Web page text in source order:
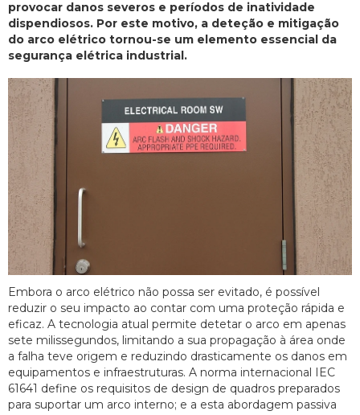
provocar danos severos e períodos de inatividade
dispendiosos. Por este motivo, a deteção e mitigação
do arco elétrico tornou-se um elemento essencial da
segurança elétrica industrial.
Embora o arco elétrico não possa ser evitado, é possível
reduzir o seu impacto ao contar com uma proteção rápida e
eficaz. A tecnologia atual permite detetar o arco em apenas
sete milissegundos, limitando a sua propagação à área onde
a falha teve origem e reduzindo drasticamente os danos em
equipamentos e infraestruturas. A norma internacional IEC
61641 define os requisitos de design de quadros preparados
para suportar um arco interno; e a esta abordagem passiva